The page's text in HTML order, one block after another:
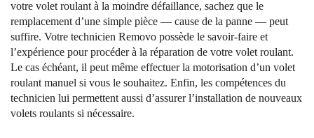
votre volet roulant à la moindre défaillance, sachez que le
remplacement d’une simple pièce — cause de la panne — peut
suffire. Votre technicien Removo possède le savoir-faire et
l’expérience pour procéder à la réparation de votre volet roulant.
Le cas échéant, il peut même effectuer la motorisation d’un volet
roulant manuel si vous le souhaitez. Enfin, les compétences du
technicien lui permettent aussi d’assurer l’installation de nouveaux
volets roulants si nécessaire.